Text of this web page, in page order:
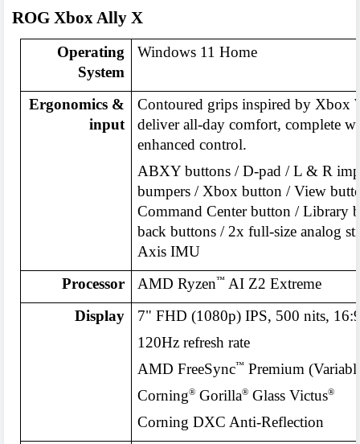
ROG Xbox Ally X
Operating
System
Windows 11 Home
Ergonomics &
input
Contoured grips inspired by Xbox
deliver all-day comfort, complete
enhanced control.
ABXY buttons / D-pad / L & R
bumpers / Xbox button / View
Command Center button / Library
back buttons / 2x full-size analog
Axis IMU
Processor
AMD Ryzen™ AI Z2 Extreme
Display
7" FHD (1080p) IPS, 500 nits,
120Hz refresh rate
AMD FreeSync™ Premium
Corning® Gorilla® Glass Victus®
Corning DXC Anti-Reflection